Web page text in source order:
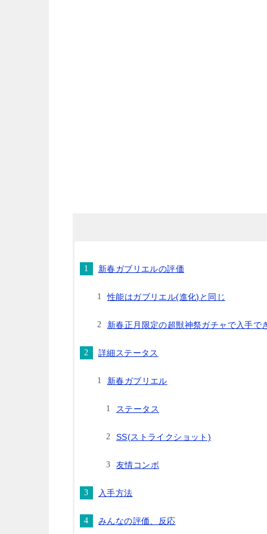
新春ガブリエルの評価
性能はガブリエル(進化)と同じ
新春正月限定の超獣神祭ガチャで入手で
詳細ステータス
新春ガブリエル
ステータス
SS(ストライクショット)
友情コンボ
入手方法
みんなの評価、反応